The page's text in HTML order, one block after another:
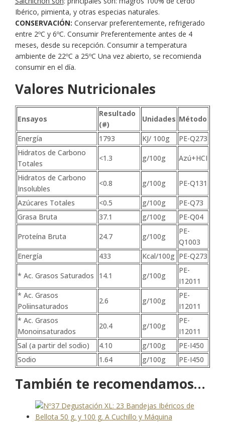
Ibérico, pimienta, y otras especias naturales.
CONSERVACIÓN: Conservar preferentemente, refrigerado
entre 2ºC y 6ºC. Consumir Preferentemente antes de 4
meses, desde su recepción. Consumir a temperatura
ambiente de 22ºC a 25ºC Una vez abierto, se recomienda
consumir en el día.
Valores Nutricionales
Ensayos
Resultado
(#)
Unidades Método
Energía 1793 KJ/ 100g
PE-Q273
Hidratos de Carbono
Totales
<1.3 g/100g Azú+HCI
Hidratos de Carbono
Insolubles
<0.8 g/100g PE-Q131
Azúcares Totales <0.5 g/100g
PE-Q73
Grasa Bruta
37.1 g/100g PE-Q04
Proteína Bruta 24.7 g/100g
PE-
Q1003
Energía
433 Kcal/100g PE-Q273
* Ac. Grasos Saturados 14.1 g/100g
PE-
I12011
* Ac. Grasos
Poliinsaturados
2.6 g/100g
PE-
I12011
* Ac. Grasos
Monoinsaturados
20.4 g/100g
PE-
I12011
Sal (a partir del sodio)
4.10 g/100g
PE-I450
Sodio
1.64 g/100g PE-I450
También te recomendamos…